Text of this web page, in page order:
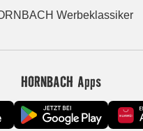
Werbeklassiker
HORNBACH Apps